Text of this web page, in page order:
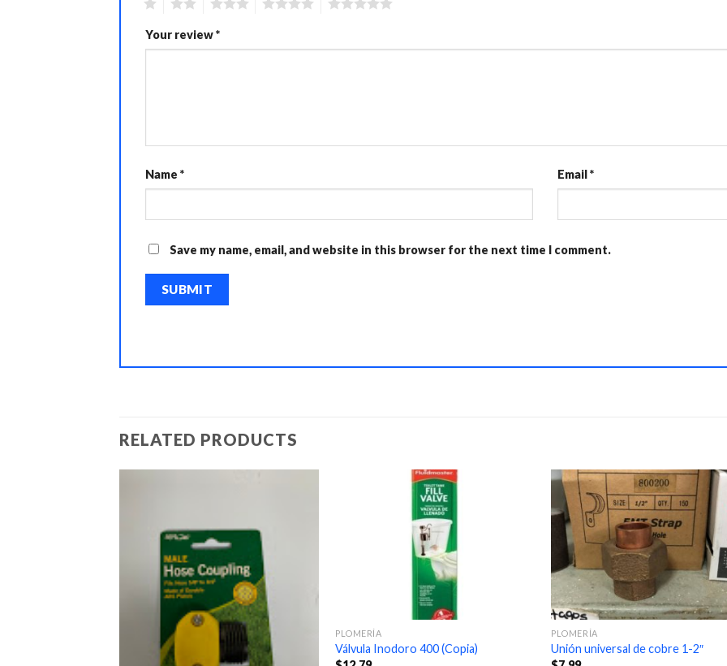
Your review*
Name * Email*
Save my name, email, and website in this browser for the next time I comment.
RELATED PRODUCTS
PLOMERÍA
Válvula Inodoro 400 (Copia)
PLOMERÍA
Unión universal de cobre 1-2″